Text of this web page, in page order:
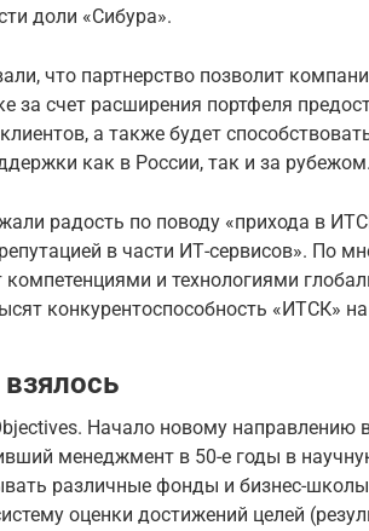
доли «Сибура».
что партнерство позволит
за счет расширения портфеля
а также будет
как в России, так и за рубежом.
радость по поводу «прихода в
в части ИТ-сервисов». По
компетенциями и технологиями
конкурентоспособность «ИТСК»
Начало новому
менеджмент в 50-е годы в
различные фонды и бизнес-
оценки достижений целей